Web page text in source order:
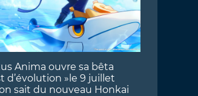
Anima ouvre sa bêta
d’évolution »le 9 juillet
sait du nouveau Honkai